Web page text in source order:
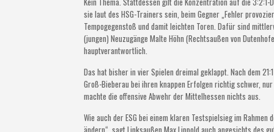
sie laut des HSG-Trainers sein, beim Gegner „Fehler
Tempogegenstoß und damit leichten Toren. Dafür sind
(jungen) Neuzugänge Malte Höhn (Rechtsaußen von
hauptverantwortlich.
Das hat bisher in vier Spielen dreimal geklappt. Nach dem
Groß-Bieberau bei ihren knappen Erfolgen richtig schwer,
machte die offensive Abwehr der Mittelhessen nichts aus.
Wie auch der ESG bei einem klaren Testspielsieg im
ändern“, sagt Linksaußen Max Lippold auch angesichts des